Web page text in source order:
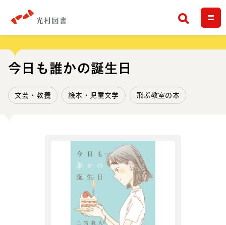
検索
今日も誰かの誕生日
文芸・教養 絵本・児童文学 飛ぶ教室の本